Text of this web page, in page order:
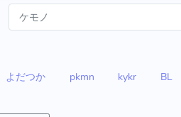
よだつか pkmn kykr BL